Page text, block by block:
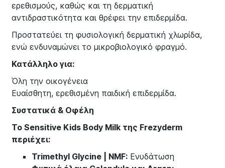
ερεθισμούς, καθώς και τη δερματική
αντιδραστικότητα και θρέφει την επιδερμίδα.
Προστατεύει τη φυσιολογική δερματική χλωρίδα,
ενώ ενδυναμώνει το μικροβιολογικό φραγμό.
Κατάλληλο για:
Όλη την οικογένεια
Ευαίσθητη, ερεθισμένη παιδική επιδερμίδα.
Συστατικά & Οφέλη
Το Sensitive Kids Body Milk της Frezyderm
περιέχει:
Trimethyl Glycine | NMF: Ενυδάτωση